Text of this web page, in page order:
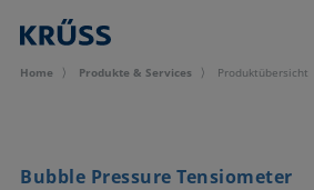
Home Produkte & Services Produktübersicht
Bubble Pressure Tensiometer